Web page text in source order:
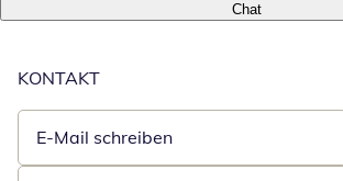
Chat
KONTAKT
E-Mail schreiben
Öffnet E-Mail-Client